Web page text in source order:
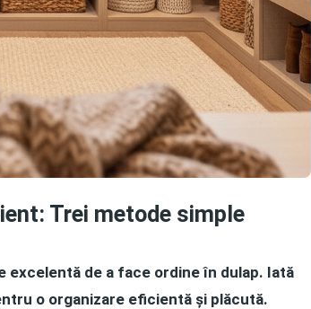
Trei metode simple
de a face ordine în dulap. Iată
o organizare eficientă și plăcută.